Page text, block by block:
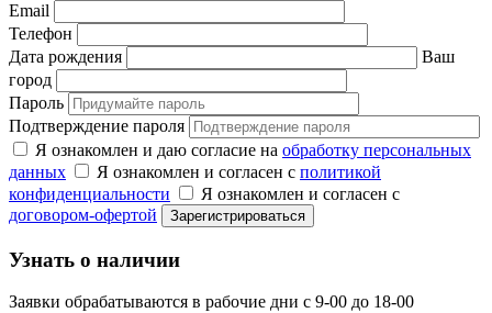
Email
Телефон
Дата рождения
Ваш
город
Пароль
Подтверждение пароля
Я ознакомлен и даю согласие на обработку персональных
данных
Я ознакомлен и согласен с политикой
конфиденциальности
Я ознакомлен и согласен с
договором-офертой
Узнать о наличии
Заявки обрабатываются в рабочие дни с 9-00 до 18-00